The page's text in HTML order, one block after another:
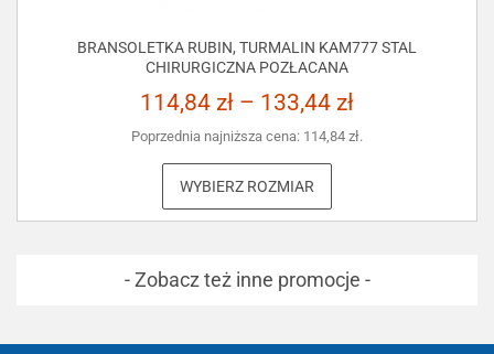
BRANSOLETKA RUBIN, TURMALIN KAM777 STAL
CHIRURGICZNA POZŁACANA
114,84 zł – 133,44 zł
Poprzednia najniższa cena: 114,84 zł.
WYBIERZ ROZMIAR
- Zobacz też inne promocje -